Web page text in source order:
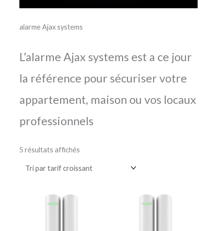
alarme Ajax systems
L’alarme Ajax systems est a ce jour
la référence pour sécuriser votre
appartement, maison ou vos locaux
professionnels
5 résultats affichés